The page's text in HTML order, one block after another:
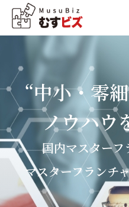
“中小・零
ノウハウ
国内マスターフ
マスターフランチ